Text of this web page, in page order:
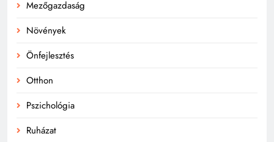
Mezőgazdaság
Növények
Önfejlesztés
Otthon
Pszichológia
Ruházat